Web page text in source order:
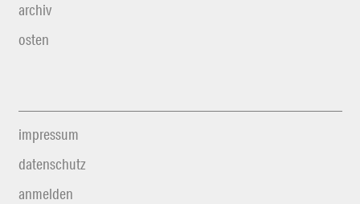
archiv
osten
impressum
datenschutz
anmelden